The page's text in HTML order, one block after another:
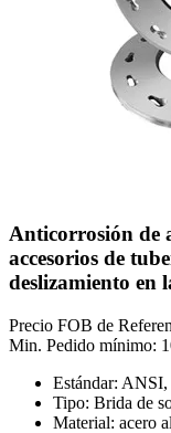
Anticorrosión de
accesorios de
deslizamiento en
Precio FOB de
Min. Pedido mínimo:
Estándar:
Tipo: Brida de
Material: acero